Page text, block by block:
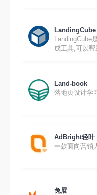
LandingCube
成工具,可以帮
Land-book
落地页设计学
AdBright轻叶
一款面向营销
兔展